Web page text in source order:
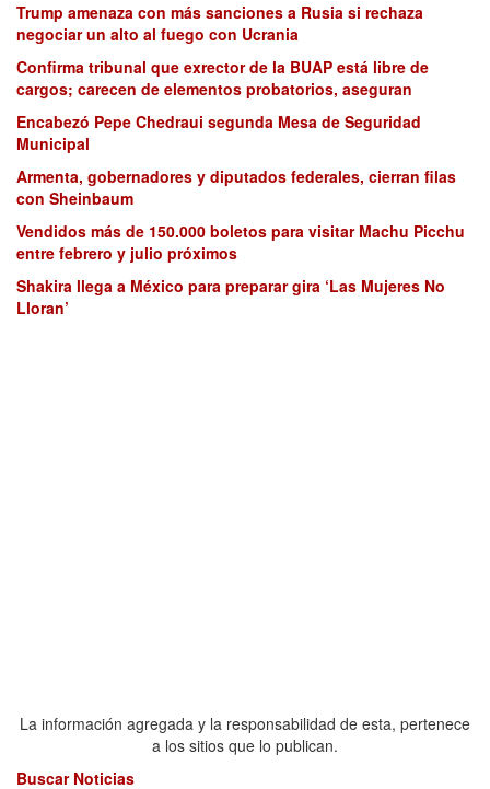
Trump amenaza con más sanciones a Rusia si rechaza
negociar un alto al fuego con Ucrania
Confirma tribunal que exrector de la BUAP está libre de
cargos; carecen de elementos probatorios, aseguran
Encabezó Pepe Chedraui segunda Mesa de Seguridad
Municipal
Armenta, gobernadores y diputados federales, cierran filas
con Sheinbaum
Vendidos más de 150.000 boletos para visitar Machu Picchu
entre febrero y julio próximos
Shakira llega a México para preparar gira ‘Las Mujeres No
Lloran’
La información agregada y la responsabilidad de esta, pertenece
a los sitios que lo publican.
Buscar Noticias